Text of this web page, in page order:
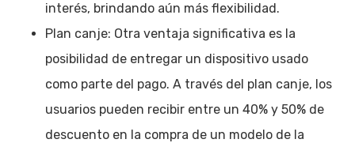
interés, brindando aún más flexibilidad.
Plan canje: Otra ventaja significativa es la
posibilidad de entregar un dispositivo usado
como parte del pago. A través del plan canje, los
usuarios pueden recibir entre un 40% y 50% de
descuento en la compra de un modelo de la